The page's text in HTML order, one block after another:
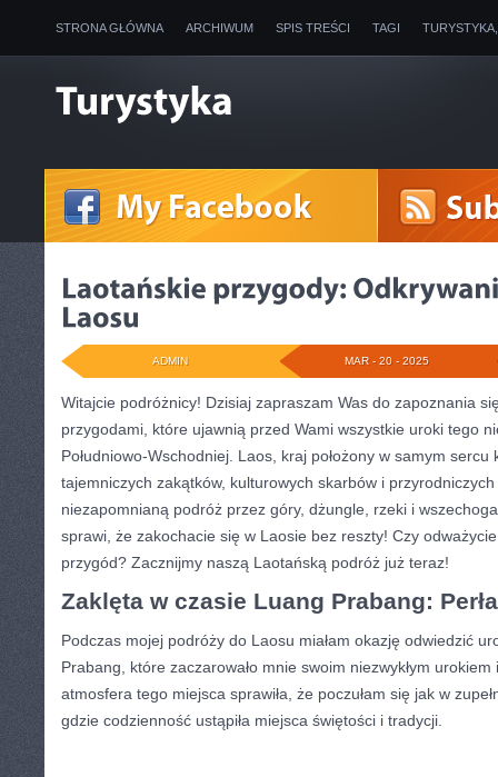
STRONA GŁÓWNA ARCHIWUM SPIS TREŚCI TAGI
MAR - 20 - 2025
ADMIN
Witajcie podróżnicy! Dzisiaj ⁢zapraszam Was do zapoznania
przygodami, które ujawnią przed Wami wszystkie ⁢uroki tego‌
Południowo-Wschodniej.‌ Laos, kraj położony w samym sercu
tajemniczych zakątków, kulturowych skarbów i
niezapomnianą podróż przez góry, dżungle, rzeki i
sprawi, ‌że zakochacie się w Laosie bez reszty! Czy
przygód? Zacznijmy naszą Laotańską podróż już teraz!
Zaklęta w czasie Luang‌ Prabang:
Podczas mojej ‍podróży do ⁣Laosu‌ miałam okazję odwiedzić
Prabang, które zaczarowało ‍mnie⁤ swoim niezwykłym​
atmosfera tego miejsca ‌sprawiła, że⁣ poczułam ⁣się ‍jak w
gdzie codzienność ustąpiła miejsca​ świętości i tradycji.